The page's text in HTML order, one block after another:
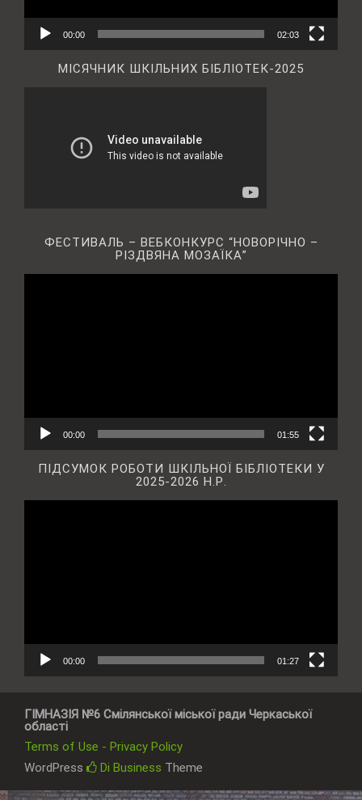
00:00 02:03
МІСЯЧНИК ШКІЛЬНИХ БІБЛІОТЕК-2025
ФЕСТИВАЛЬ – ВЕБКОНКУРС “НОВОРІЧНО –
РІЗДВЯНА МОЗАЇКА”
00:00 01:55
ПІДСУМОК РОБОТИ ШКІЛЬНОЇ БІБЛІОТЕКИ У
2025-2026 Н.Р.
00:00 01:27
ГІМНАЗІЯ №6 Смілянської міської ради Черкаської
області
Terms of Use - Privacy Policy
WordPress
Di Business Theme